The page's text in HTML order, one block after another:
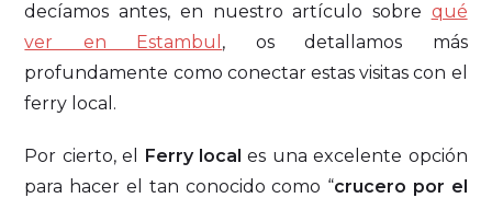
decíamos antes, en nuestro artículo sobre qué
ver en Estambul , os detallamos más
profundamente como conectar estas visitas con el
ferry local.
Por cierto, el Ferry local es una excelente opción
para hacer el tan conocido como “crucero por el